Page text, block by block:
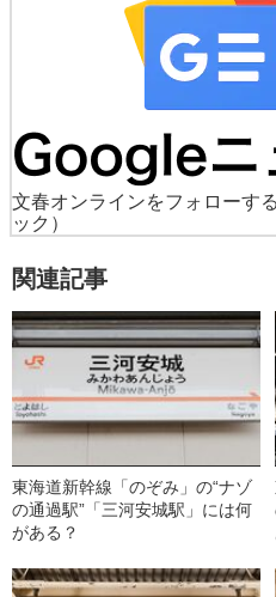
文春オンラインをフォローする
ック）
関連記事
東海道新幹線「のぞみ」の“ナゾ
の通過駅”「三河安城駅」には何
がある？